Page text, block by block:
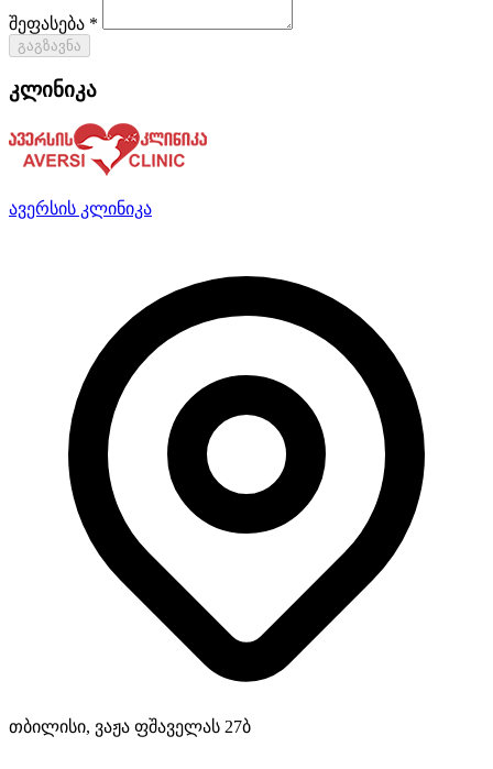
შეფასება *
გაგზავნა
კლინიკა
ავერსის კლინიკა
თბილისი, ვაჟა ფშაველას 27ბ